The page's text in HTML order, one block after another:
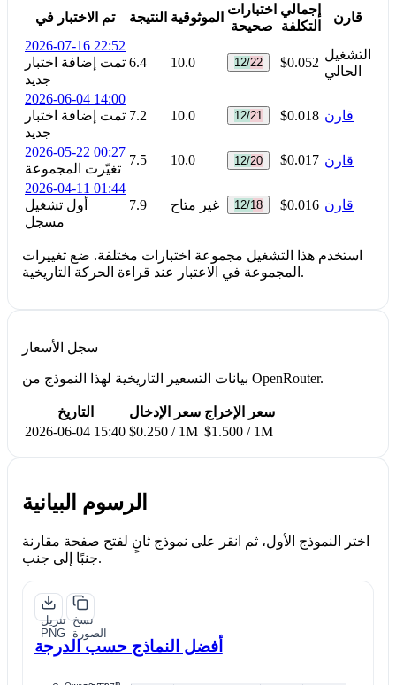
تم الاختبار في النتيجة الموثوقية
اختبارات
صحيحة
إجمالي
التكلفة
قارن
2026-07-16 22:52
تمت إضافة اختبار
جديد
6.4 10.0 12/22 $0.052
التشغيل
الحالي
2026-06-04 14:00
تمت إضافة اختبار
جديد
7.2 10.0 12/21 $0.018 قارن
2026-05-22 00:27
تغيّرت المجموعة
7.5 10.0 12/20 $0.017 قارن
2026-04-11 01:44
أول تشغيل
مسجل
7.9 غير متاح 12/18 $0.016 قارن
استخدم هذا التشغيل مجموعة اختبارات مختلفة. ضع تغييرات
المجموعة في الاعتبار عند قراءة الحركة التاريخية.
سجل الأسعار
بيانات التسعير التاريخية لهذا النموذج من OpenRouter.
التاريخ سعر الإدخال سعر الإخراج
2026-06-04 15:40 $0.250 / 1M $1.500 / 1M
الرسوم البيانية
اختر النموذج الأول، ثم انقر على نموذج ثانٍ لفتح صفحة مقارنة
جنبًا إلى جنب.
تنزيل
PNG
نسخ
الصورة
أفضل النماذج حسب الدرجة